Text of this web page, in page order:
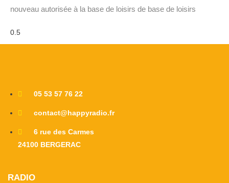
nouveau autorisée à la base de loisirs de base de loisirs
05 53 57 76 22
contact@happyradio.fr
6 rue des Carmes
24100 BERGERAC
RADIO